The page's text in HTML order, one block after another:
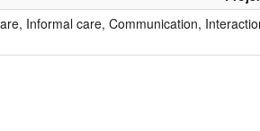
Informal care, Communication,